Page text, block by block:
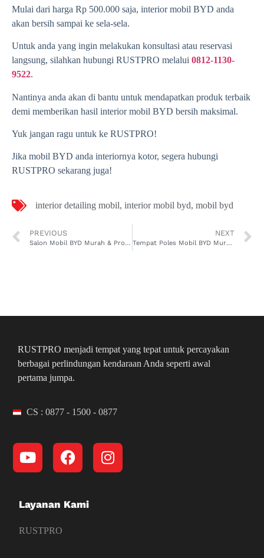
Mulai dari harga Rp 500.000 saja, interior mobil BYD anda
akan bersih sampai ke sela-sela.
Untuk anda yang ingin melakukan konsultasi atau reservasi
langsung, silahkan hubungi RUSTPRO melalui 0812-1130-
9522.
Nantinya anda akan di bantu untuk mendapatkan produk terbaik
demi memberikan hasil interior mobil BYD bersih maksimal.
Yuk jangan ragu untuk ke RUSTPRO!
Jika mobil BYD anda interiornya kotor, segera hubungi
RUSTPRO sekarang juga!
interior detailing mobil, interior mobil byd, mobil byd
PREVIOUS
Salon Mobil BYD Murah & Propesional, Cuma 500rb!
NEXT
Tempat Poles Mobil BYD Murah, 500rb Pasti Kinclong!
RUSTPRO menjadi tempat yang tepat untuk percayakan
berbagai perlindungan kendaraan Anda seperti awal
pertama jumpa.
CS : 0877 - 1500 - 0877
Layanan Kami
RUSTPRO